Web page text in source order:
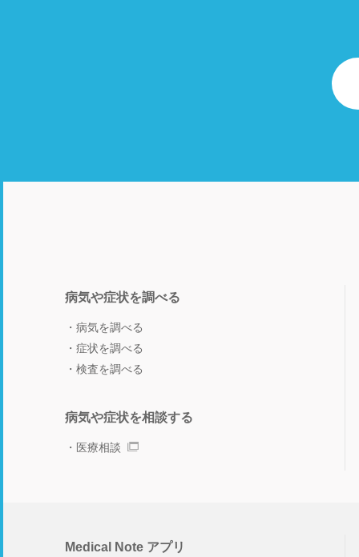
病気や症状を調べる
病気を調べる
症状を調べる
検査を調べる
病気や症状を相談する
医療相談
Medical Note アプリ